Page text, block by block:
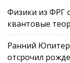
Физики из ФРГ
квантовые
Ранний
отсрочил